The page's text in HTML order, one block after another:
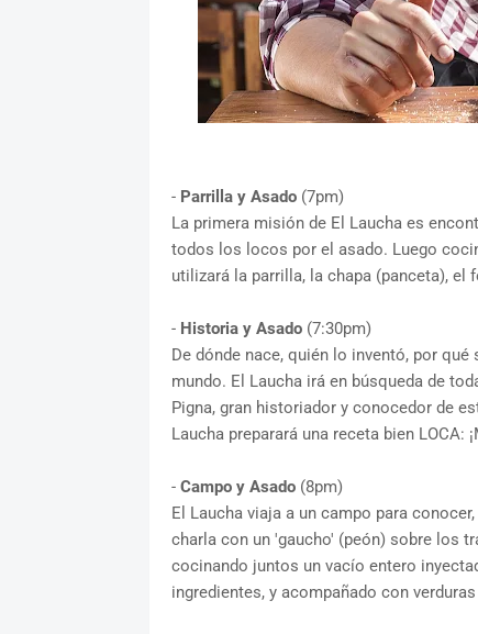
- Parrilla y Asado(7pm)
La primera misión de El Laucha es
todos los locos por el asado. Luego
utilizará la parrilla, la chapa (panceta), el
- Historia y Asado(7:30pm)
De dónde nace, quién lo inventó, por
mundo. El Laucha irá en búsqueda de
Pigna, gran historiador y conocedor de
Laucha preparará una receta bien LOCA:
- Campo y Asado(8pm)
El Laucha viaja a un campo para
charla con un 'gaucho' (peón) sobre los
cocinando juntos un vacío entero
ingredientes, y acompañado con